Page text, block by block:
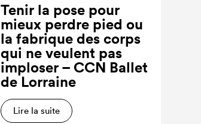
Tenir la pose pour
mieux perdre pied ou
la fabrique des corps
qui ne veulent pas
imploser – CCN Ballet
de Lorraine
Lire la suite